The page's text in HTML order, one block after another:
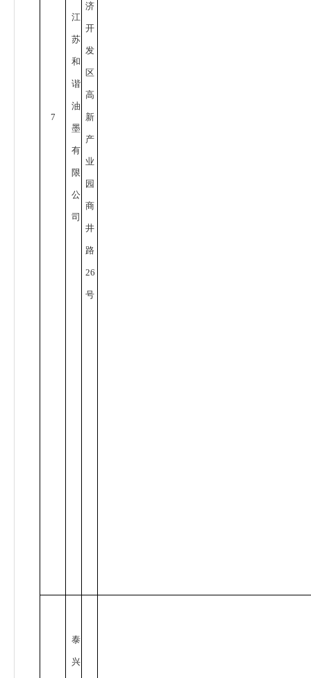
7
江
苏
和
谐
油
墨
有
限
公
司
济
开
发
区
高
新
产
业
园
商
井
路
26
号
泰
兴